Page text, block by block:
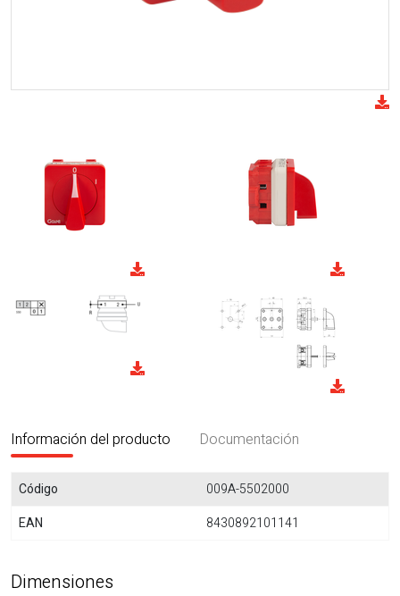
Información del producto Documentación
Código
009A-5502000
EAN
8430892101141
Dimensiones